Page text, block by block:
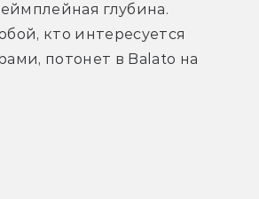
глубина.
кто интересуется
потонет в Balato на